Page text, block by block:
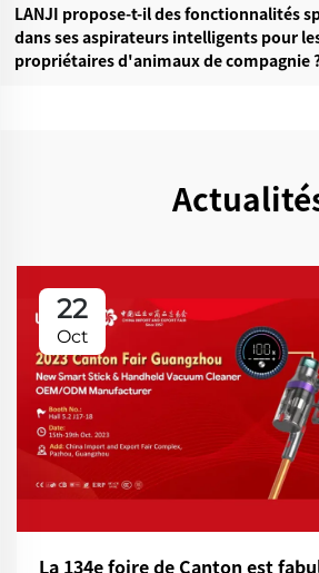
LANJI propose-t-il des fonctionnalités
dans ses aspirateurs intelligents pour
propriétaires d'animaux de compagnie
22
Oct
La 134e foire de Canton est